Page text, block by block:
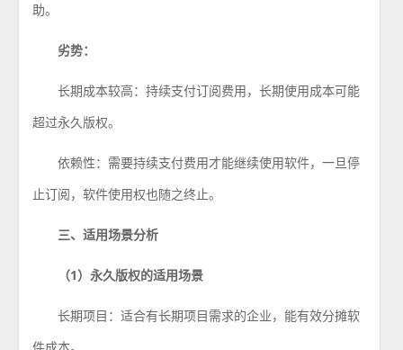
助。
劣势：
长期成本较高：持续支付订阅费用，长期使用成本可能
超过永久版权。
依赖性：需要持续支付费用才能继续使用软件，一旦停
止订阅，软件使用权也随之终止。
三、适用场景分析
（1）永久版权的适用场景
长期项目：适合有长期项目需求的企业，能有效分摊软